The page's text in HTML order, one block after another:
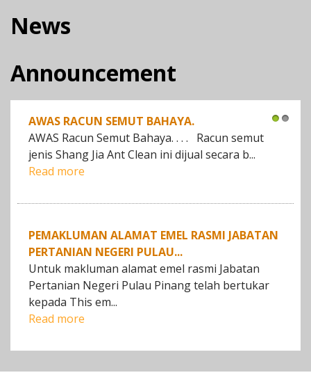
News
Announcement
AWAS RACUN SEMUT BAHAYA.
AWAS Racun Semut Bahaya. . . . Racun semut
jenis Shang Jia Ant Clean ini dijual secara b...
Read more
PEMAKLUMAN ALAMAT EMEL RASMI JABATAN
PERTANIAN NEGERI PULAU...
Untuk makluman alamat emel rasmi Jabatan
Pertanian Negeri Pulau Pinang telah bertukar
kepada This em...
Read more